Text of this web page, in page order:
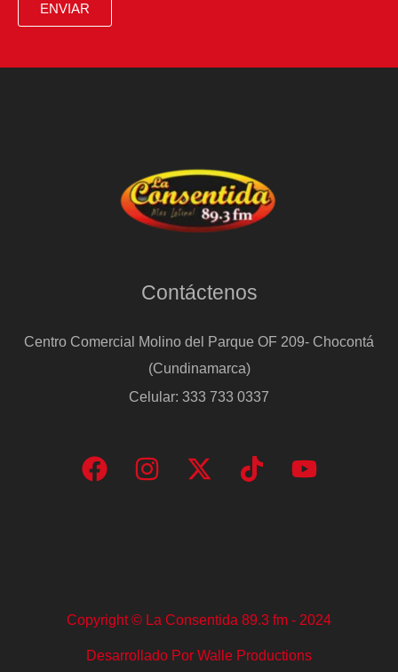
ENVIAR
Contáctenos
Centro Comercial Molino del Parque OF 209- Chocontá
(Cundinamarca)
Celular: 333 733 0337
Copyright © La Consentida 89.3 fm - 2024
Desarrollado Por Walle Productions